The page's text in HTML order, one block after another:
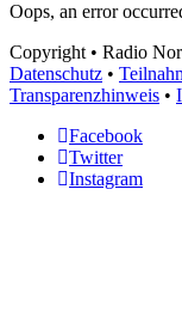
Oops, an error
Copyright • Radio
Datenschutz •
Transparenzhinweis •
Facebook
Twitter
Instagram